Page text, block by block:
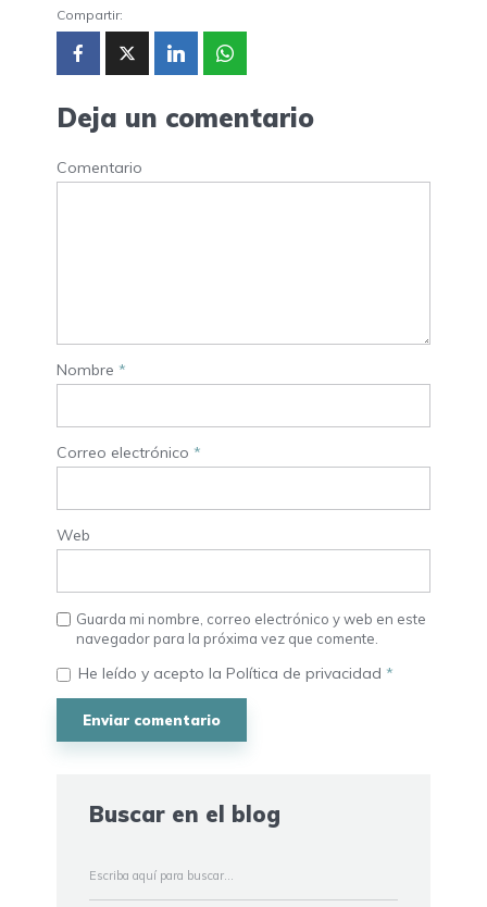
Compartir:
Deja un comentario
Comentario
Nombre *
Correo electrónico *
Web
Guarda mi nombre, correo electrónico y web en este
navegador para la próxima vez que comente.
He leído y acepto la Política de privacidad *
Buscar en el blog